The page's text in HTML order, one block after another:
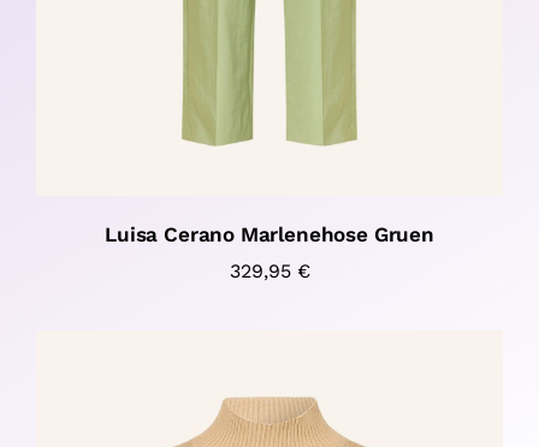
Luisa Cerano Marlenehose Gruen
329,95 €